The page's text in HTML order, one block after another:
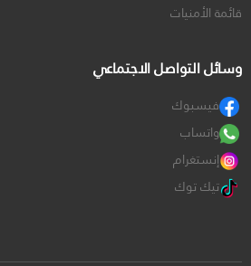
قائمة الأمنيات
وسائل التواصل الاجتماعي
فيسبوك
واتساب
إنستغرام
تيك توك